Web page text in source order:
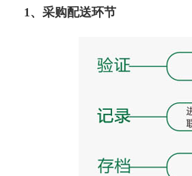
1、采购配送环节